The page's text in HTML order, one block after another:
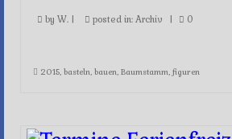
by W. posted in: Archiv 0
2015, basteln, bauen, Baumstamm, figuren